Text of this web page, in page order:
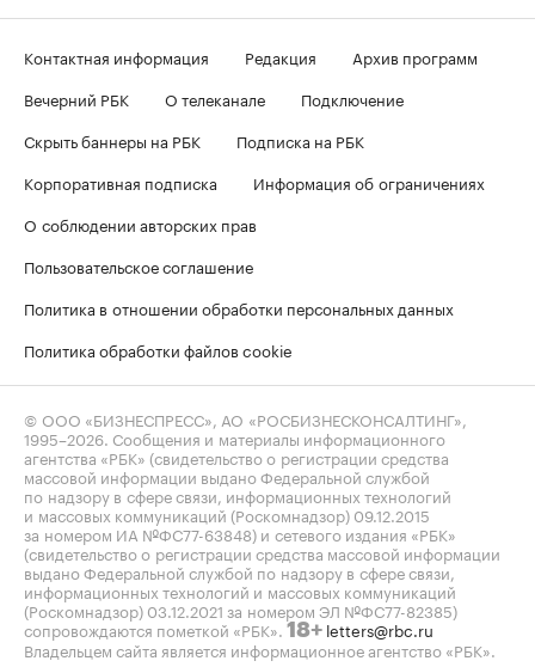
Контактная информация Редакция
Архив программ
Вечерний РБК
О телеканале
Подключение
Скрыть баннеры на РБК
Подписка на РБК
Корпоративная подписка
Информация об ограничениях
О соблюдении авторских прав
Пользовательское соглашение
Политика в отношении обработки персональных данных
Политика обработки файлов cookie
© ООО «БИЗНЕСПРЕСС», АО «РОСБИЗНЕСКОНСАЛТИНГ»,
1995–2026 . Сообщения и материалы информационного
агентства «РБК» (свидетельство о регистрации средства
массовой информации выдано Федеральной службой
по надзору в сфере связи, информационных технологий
и массовых коммуникаций (Роскомнадзор) 09.12.2015
за номером ИА №ФС77-63848) и сетевого издания «РБК»
(свидетельство о регистрации средства массовой информации
выдано Федеральной службой по надзору в сфере связи,
информационных технологий и массовых коммуникаций
(Роскомнадзор) 03.12.2021 за номером ЭЛ №ФС77-82385)
сопровождаются пометкой «РБК». 18+ letters@rbc.ru
Владельцем сайта является информационное агентство «РБК».